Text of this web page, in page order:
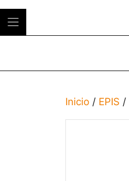
Inicio / EPIS /